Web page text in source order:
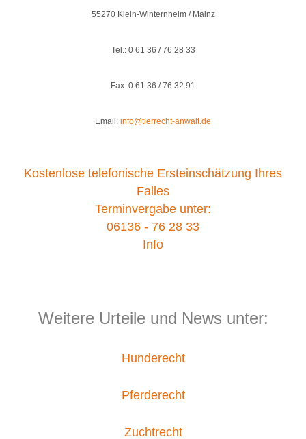
55270 Klein-Winternheim / Mainz
Tel.: 0 61 36 / 76 28 33
Fax: 0 61 36 / 76 32 91
Email: info@tierrecht-anwalt.de
Kostenlose telefonische Ersteinschätzung Ihres
Falles
Terminvergabe unter:
06136 - 76 28 33
Info
Weitere Urteile und News unter:
Hunderecht
Pferderecht
Zuchtrecht